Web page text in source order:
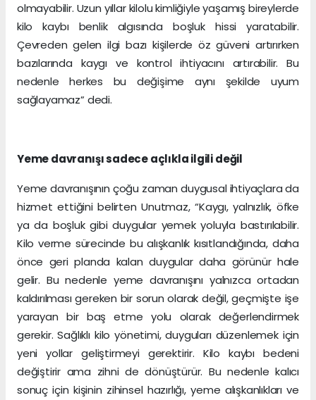
olmayabilir. Uzun yıllar kilolu kimliğiyle yaşamış bireylerde
kilo kaybı benlik algısında boşluk hissi yaratabilir.
Çevreden gelen ilgi bazı kişilerde öz güveni artırırken
bazılarında kaygı ve kontrol ihtiyacını artırabilir. Bu
nedenle herkes bu değişime aynı şekilde uyum
sağlayamaz” dedi.
Yeme davranışı sadece açlıkla ilgili değil
Yeme davranışının çoğu zaman duygusal ihtiyaçlara da
hizmet ettiğini belirten Unutmaz, “Kaygı, yalnızlık, öfke
ya da boşluk gibi duygular yemek yoluyla bastırılabilir.
Kilo verme sürecinde bu alışkanlık kısıtlandığında, daha
önce geri planda kalan duygular daha görünür hale
gelir. Bu nedenle yeme davranışını yalnızca ortadan
kaldırılması gereken bir sorun olarak değil, geçmişte işe
yarayan bir baş etme yolu olarak değerlendirmek
gerekir. Sağlıklı kilo yönetimi, duyguları düzenlemek için
yeni yollar geliştirmeyi gerektirir. Kilo kaybı bedeni
değiştirir ama zihni de dönüştürür. Bu nedenle kalıcı
sonuç için kişinin zihinsel hazırlığı, yeme alışkanlıkları ve